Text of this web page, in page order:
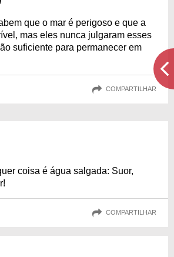
que o mar é perigoso e que a
mas eles nunca julgaram esses
suficiente para permanecer em
COMPARTILHAR
coisa é água salgada: Suor,
COMPARTILHAR